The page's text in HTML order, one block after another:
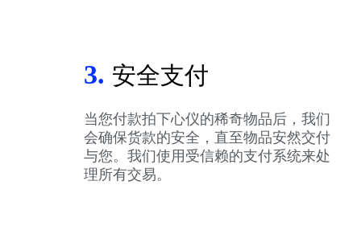
3. 安全支付
当您付款拍下心仪的稀奇物品后，我们
会确保货款的安全，直至物品安然交付
与您。我们使用受信赖的支付系统来处
理所有交易。